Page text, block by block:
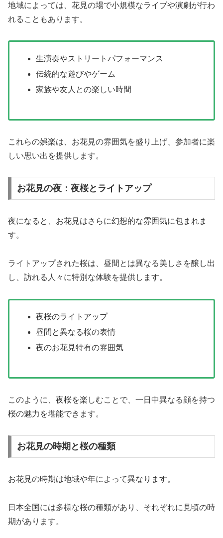
地域によっては、花見の場で小規模なライブや演劇が行わ
れることもあります。
生演奏やストリートパフォーマンス
伝統的な遊びやゲーム
家族や友人との楽しい時間
これらの娯楽は、お花見の雰囲気を盛り上げ、参加者に楽
しい思い出を提供します。
お花見の夜：夜桜とライトアップ
夜になると、お花見はさらに幻想的な雰囲気に包まれま
す。
ライトアップされた桜は、昼間とは異なる美しさを醸し出
し、訪れる人々に特別な体験を提供します。
夜桜のライトアップ
昼間と異なる桜の表情
夜のお花見特有の雰囲気
このように、夜桜を楽しむことで、一日中異なる顔を持つ
桜の魅力を堪能できます。
お花見の時期と桜の種類
お花見の時期は地域や年によって異なります。
日本全国には多様な桜の種類があり、それぞれに見頃の時
期があります。